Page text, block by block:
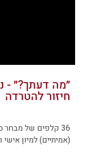
״מה דעתך?״ -
חיזור להטרדה
36 קלפים של מבחר
(אמיתיים) למיון אישי